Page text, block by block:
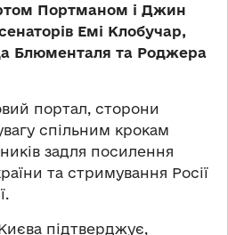
Портманом і Джин
Емі Клобучар,
Блюменталя та Роджера
портал, сторони
спільним крокам
задля посилення
та стримування Росії
підтверджує,